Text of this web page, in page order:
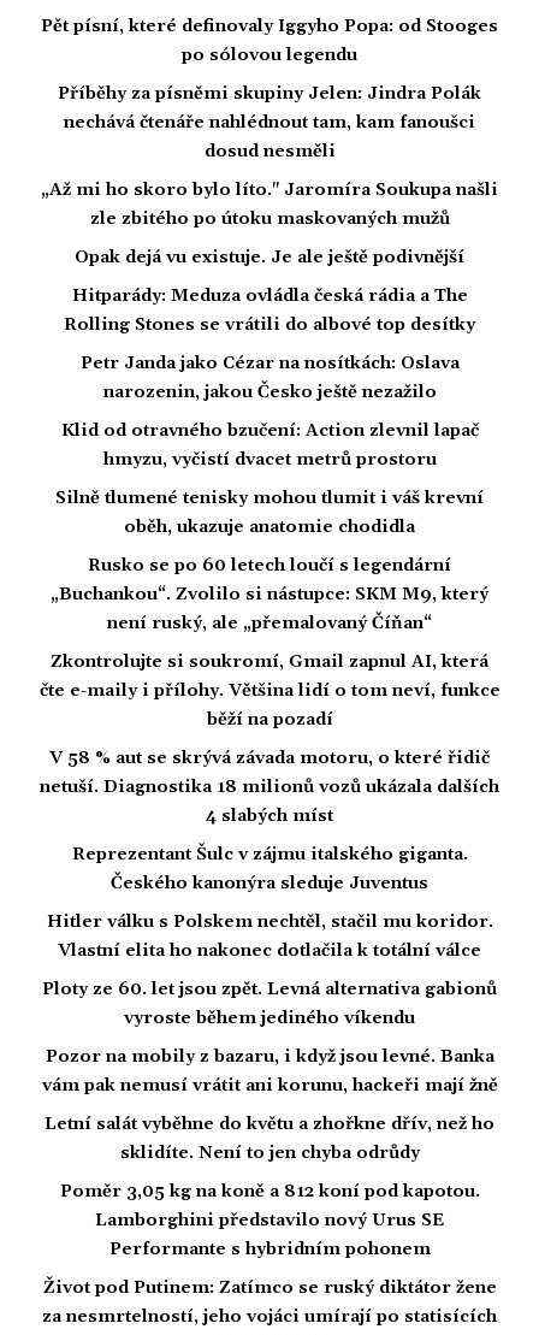
Pět písní, které definovaly Iggyho Popa: od Stooges
po sólovou legendu
Příběhy za písněmi skupiny Jelen: Jindra Polák
nechává čtenáře nahlédnout tam, kam fanoušci
dosud nesměli
„Až mi ho skoro bylo líto." Jaromíra Soukupa našli
zle zbitého po útoku maskovaných mužů
Opak dejá vu existuje. Je ale ještě podivnější
Hitparády: Meduza ovládla česká rádia a The
Rolling Stones se vrátili do albové top desítky
Petr Janda jako Cézar na nosítkách: Oslava
narozenin, jakou Česko ještě nezažilo
Klid od otravného bzučení: Action zlevnil lapač
hmyzu, vyčistí dvacet metrů prostoru
Silně tlumené tenisky mohou tlumit i váš krevní
oběh, ukazuje anatomie chodidla
Rusko se po 60 letech loučí s legendární
„Buchankou“. Zvolilo si nástupce: SKM M9, který
není ruský, ale „přemalovaný Číňan“
Zkontrolujte si soukromí, Gmail zapnul AI, která
čte e-maily i přílohy. Většina lidí o tom neví, funkce
běží na pozadí
V 58 % aut se skrývá závada motoru, o které řidič
netuší. Diagnostika 18 milionů vozů ukázala dalších
4 slabých míst
Reprezentant Šulc v zájmu italského giganta.
Českého kanonýra sleduje Juventus
Hitler válku s Polskem nechtěl, stačil mu koridor.
Vlastní elita ho nakonec dotlačila k totální válce
Ploty ze 60. let jsou zpět. Levná alternativa gabionů
vyroste během jediného víkendu
Pozor na mobily z bazaru, i když jsou levné. Banka
vám pak nemusí vrátit ani korunu, hackeři mají žně
Letní salát vyběhne do květu a zhořkne dřív, než ho
sklidíte. Není to jen chyba odrůdy
Poměr 3,05 kg na koně a 812 koní pod kapotou.
Lamborghini představilo nový Urus SE
Performante s hybridním pohonem
Život pod Putinem: Zatímco se ruský diktátor žene
za nesmrtelností, jeho vojáci umírají po statisících